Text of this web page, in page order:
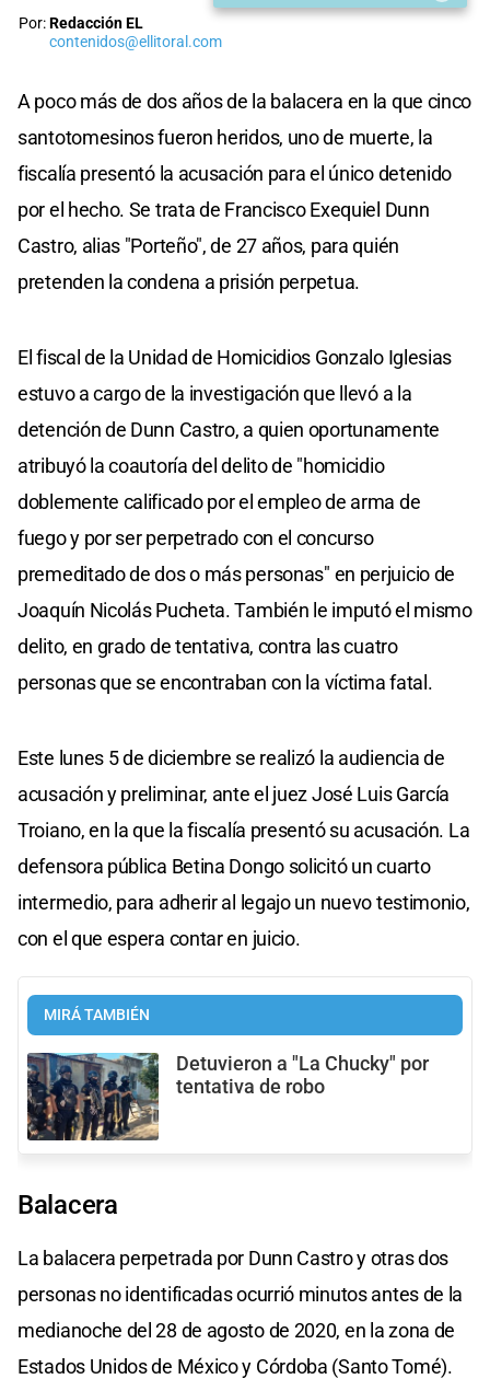
Por:Redacción EL
contenidos@ellitoral.com
A poco más de dos años de la balacera en la que cinco
santotomesinos fueron heridos, uno de muerte, la
fiscalía presentó la acusación para el único detenido
por el hecho. Se trata de Francisco Exequiel Dunn
Castro, alias "Porteño", de 27 años, para quién
pretenden la condena a prisión perpetua.
El fiscal de la Unidad de Homicidios Gonzalo Iglesias
estuvo a cargo de la investigación que llevó a la
detención de Dunn Castro, a quien oportunamente
atribuyó la coautoría del delito de "homicidio
doblemente calificado por el empleo de arma de
fuego y por ser perpetrado con el concurso
premeditado de dos o más personas" en perjuicio de
Joaquín Nicolás Pucheta. También le imputó el mismo
delito, en grado de tentativa, contra las cuatro
personas que se encontraban con la víctima fatal.
Este lunes 5 de diciembre se realizó la audiencia de
acusación y preliminar, ante el juez José Luis García
Troiano, en la que la fiscalía presentó su acusación. La
defensora pública Betina Dongo solicitó un cuarto
intermedio, para adherir al legajo un nuevo testimonio,
con el que espera contar en juicio.
MIRÁ TAMBIÉN
Detuvieron a "La Chucky" por
tentativa de robo
Balacera
La balacera perpetrada por Dunn Castro y otras dos
personas no identificadas ocurrió minutos antes de la
medianoche del 28 de agosto de 2020, en la zona de
Estados Unidos de México y Córdoba (Santo Tomé).